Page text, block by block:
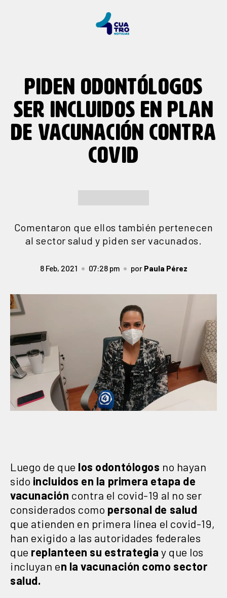
PIDEN ODONTÓLOGOS
SER INCLUIDOS EN PLAN
DE VACUNACIÓN CONTRA
COVID
Comentaron que ellos también pertenecen
al sector salud y piden ser vacunados.
8 Feb, 2021 07:28 pm por Paula Pérez
Luego de que los odontólogos no hayan
sido incluidos en la primera etapa de
vacunación contra el covid-19 al no ser
considerados como personal de salud
que atienden en primera línea el covid-19,
han exigido a las autoridades federales
que replanteen su estrategia y que los
incluyan en la vacunación como sector
salud.